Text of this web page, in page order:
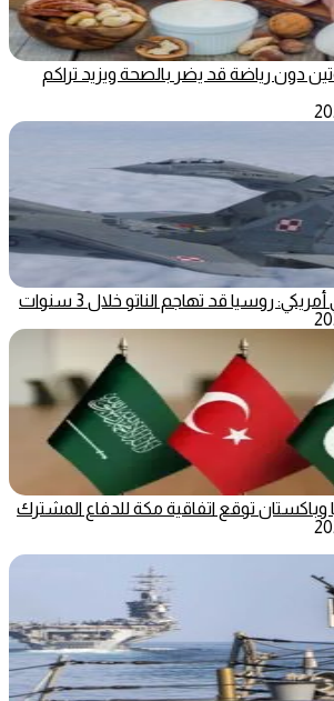
دون رياضة قد يضر بالصحة ويزيد تراكم
روسيا قد تهاجم الناتو خلال 3 سنوات
وباكستان توقع اتفاقية مكة للدفاع المشترك